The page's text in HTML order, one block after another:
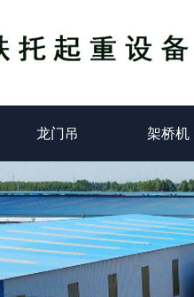
龙门吊 架桥机